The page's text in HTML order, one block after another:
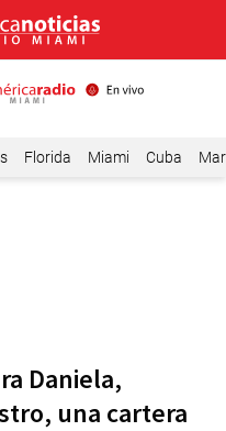
Florida Miami Cuba
Daniela,
una cartera